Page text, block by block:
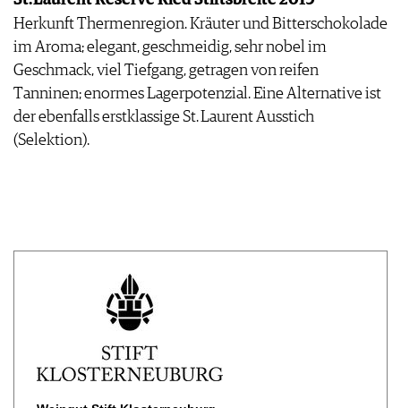
Herkunft Thermenregion. Kräuter und Bitterschokolade
im Aroma; elegant, geschmeidig, sehr nobel im
Geschmack, viel Tiefgang, getragen von reifen
Tanninen; enormes Lagerpotenzial. Eine Alternative ist
der ebenfalls erstklassige St. Laurent Ausstich
(Selektion).